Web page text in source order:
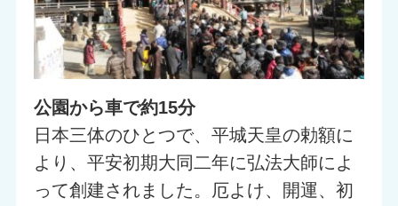
公園から車で約15分
日本三体のひとつで、平城天皇の勅額に
より、平安初期大同二年に弘法大師によ
って創建されました。厄よけ、開運、初